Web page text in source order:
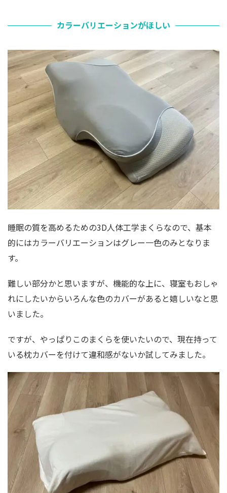
カラーバリエーションがほしい
睡眠の質を高めるための3D人体工学まくらなので、基本
的にはカラーバリエーションはグレー一色のみとなりま
す。
難しい部分かと思いますが、機能的な上に、寝室もおしゃ
れにしたいからいろんな色のカバーがあると嬉しいなと思
いました。
ですが、やっぱりこのまくらを使いたいので、現在持って
いる枕カバーを付けて違和感がないか試してみました。